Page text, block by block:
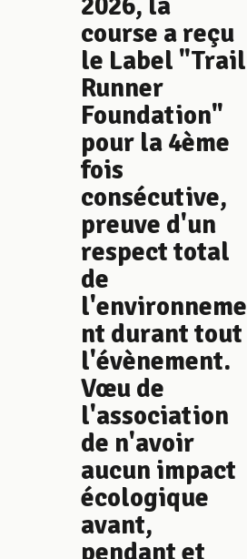
course a reçu
le Label "Trail
Runner
Foundation"
pour la 4ème
fois
consécutive,
preuve d'un
respect total
de
l'environneme
nt durant tout
l'évènement.
Vœu de
l'association
de n'avoir
aucun impact
écologique
avant,
pendant et